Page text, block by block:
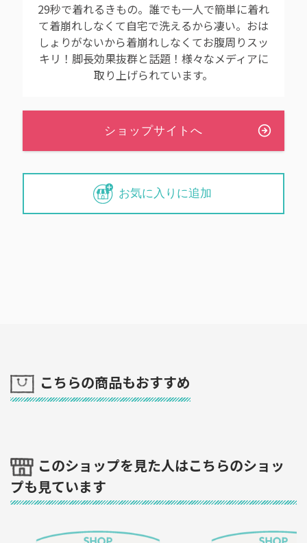
29秒で着れるきもの。誰でも一人で簡単に着れ
て着崩れしなくて自宅で洗えるから凄い。おは
しょりがないから着崩れしなくてお腹周りスッ
キリ！脚長効果抜群と話題！様々なメディアに
取り上げられています。
お気に入りに追加
こちらの商品もおすすめ
このショップを見た人はこちらのショッ
プも見ています